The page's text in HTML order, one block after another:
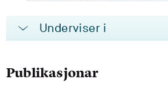
Underviser i
Publikasjonar